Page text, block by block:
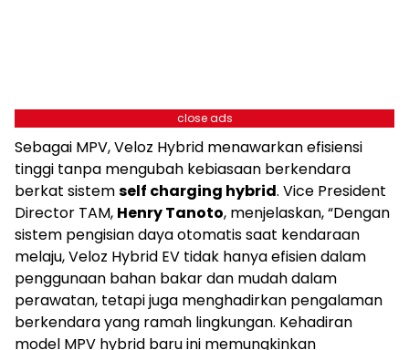
close ads
Sebagai MPV, Veloz Hybrid menawarkan efisiensi
tinggi tanpa mengubah kebiasaan berkendara
berkat sistemself charging hybrid. Vice President
Director TAM, Henry Tanoto, menjelaskan, “Dengan
sistem pengisian daya otomatis saat kendaraan
melaju, Veloz Hybrid EV tidak hanya efisien dalam
penggunaan bahan bakar dan mudah dalam
perawatan, tetapi juga menghadirkan pengalaman
berkendara yang ramah lingkungan. Kehadiran
model MPV hybrid baru ini memungkinkan